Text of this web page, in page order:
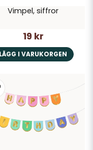
Vimpel, siffror
19 kr
LÄGG I VARUKORGEN